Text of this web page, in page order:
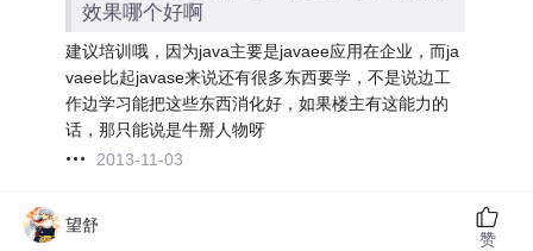
效果哪个好啊
建议培训哦，因为java主要是javaee应用在企业，而ja
vaee比起javase来说还有很多东西要学，不是说边工
作边学习能把这些东西消化好，如果楼主有这能力的
话，那只能说是牛掰人物呀
2013-11-03
望舒
赞